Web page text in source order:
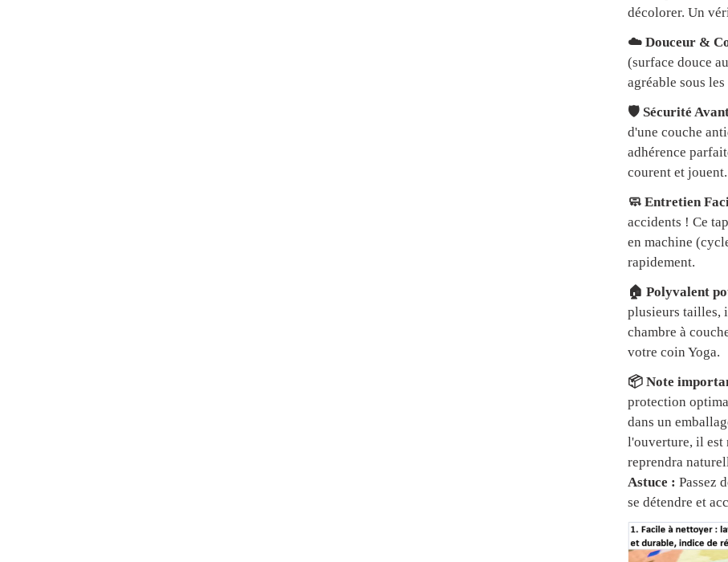
décolorer. Un
☁️ Douceur &
(surface douce
agréable sous
🛡️ Sécurité
d'une couche
adhérence
courent et jouent.
🧼 Entretien
accidents ! Ce
en machine
rapidement.
🏠 Polyvalent
plusieurs tailles,
chambre à
votre coin Yoga.
📦 Note
protection
dans un
l'ouverture, il est
reprendra
Astuce : Passez
se détendre et